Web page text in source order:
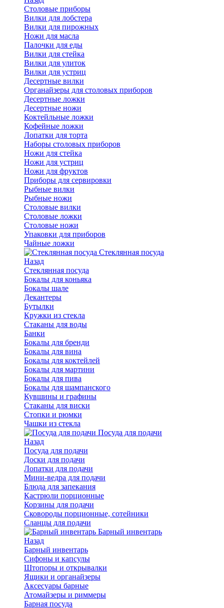
Cтоловые приборы
Вилки для лобстера
Вилки для пирожных
Ножи для масла
Палочки для еды
Вилки для стейка
Вилки для улиток
Вилки для устриц
Десертные вилки
Органайзеры для столовых приборов
Десертные ложки
Десертные ножи
Коктейльные ложки
Кофейные ложки
Лопатки для торта
Наборы столовых приборов
Ножи для стейка
Ножи для устриц
Ножи для фруктов
Приборы для сервировки
Рыбные вилки
Рыбные ножи
Столовые вилки
Столовые ложки
Столовые ножи
Упаковки для приборов
Чайные ложки
Стеклянная посуда
Назад
Стеклянная посуда
Бокалы для коньяка
Бокалы шале
Декантеры
Бутылки
Кружки из стекла
Стаканы для воды
Банки
Бокалы для бренди
Бокалы для вина
Бокалы для коктейлей
Бокалы для мартини
Бокалы для пива
Бокалы для шампанского
Кувшины и графины
Стаканы для виски
Стопки и рюмки
Чашки из стекла
Посуда для подачи
Назад
Посуда для подачи
Доски для подачи
Лопатки для подачи
Мини-ведра для подачи
Блюда для запекания
Кастрюли порционные
Корзины для подачи
Сковороды порционные, сотейники
Сланцы для подачи
Барный инвентарь
Назад
Барный инвентарь
Сифоны и капсулы
Штопоры и открывалки
Ящики и органайзеры
Аксесуары барные
Атомайзеры и риммеры
Барная посуда